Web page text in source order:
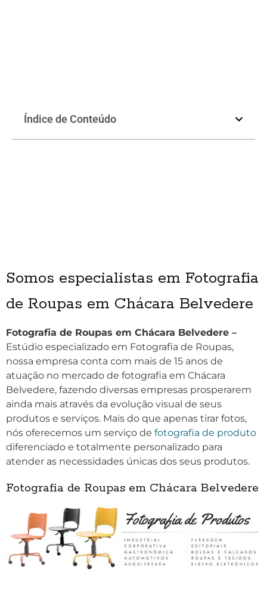
Índice de Conteúdo
Somos especialistas em Fotografia
de Roupas em Chácara Belvedere
Fotografia de Roupas em Chácara Belvedere –
Estúdio especializado em Fotografia de Roupas,
nossa empresa conta com mais de 15 anos de
atuação no mercado de fotografia em Chácara
Belvedere, fazendo diversas empresas prosperarem
ainda mais através da evolução visual de seus
produtos e serviços. Mais do que apenas tirar fotos,
nós oferecemos um serviço de fotografia de produto
diferenciado e totalmente personalizado para
atender as necessidades únicas dos seus produtos.
Fotografia de Roupas em Chácara Belvedere